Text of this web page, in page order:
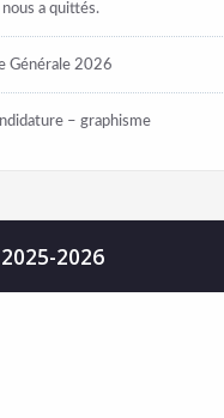
a quittés.
Générale 2026
– graphisme
2026